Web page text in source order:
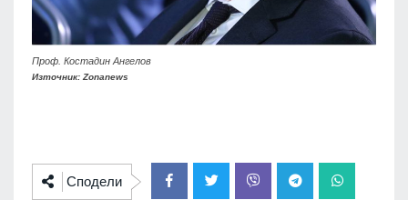
Проф. Костадин Ангелов
Източник: Zonanews
Сподели